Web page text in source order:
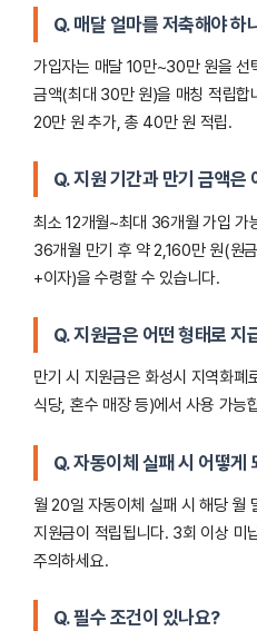
Q. 매달 얼마를 저축해야 하
가입자는 매달 10만~30만 원을 선
금액(최대 30만 원)을 매칭 적립
20만 원 추가, 총 40만 원 적립.
Q. 지원 기간과 만기 금액은
최소 12개월~최대 36개월 가입 가
36개월 만기 후 약 2,160만 원(원
+이자)을 수령할 수 있습니다.
Q. 지원금은 어떤 형태로 지
만기 시 지원금은 화성시 지역화
식당, 혼수 매장 등)에서 사용 가능
Q. 자동이체 실패 시 어떻게
월 20일 자동이체 실패 시 해당 월
지원금이 적립됩니다. 3회 이상 미
주의하세요.
Q. 필수 조건이 있나요?